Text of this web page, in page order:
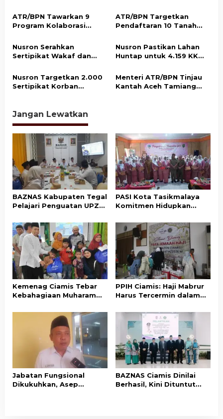
o
s
Kepastian Hukum Aset
Umat
Layanan Pertanahan
Berbasis Kepuasan
Masyarakat
ATR/BPN Tawarkan 9
Program Kolaborasi
untuk Perkuat Layanan
Pertanahan
ATR/BPN Targetkan
Pendaftaran 10 Tanah
Perkuat Perlindungan
Hak Masyarakat Adat
Nusron Serahkan
Sertipikat Wakaf dan
untuk Pembangunan
Masjid di Aceh Tamiang
Nusron Pastikan Lahan
Huntap untuk 4.159 KK
Tamiang Siap Digunakan
Nusron Targetkan 2.000
Sertipikat Korban
Menteri ATR/BPN Tinjau
Kantah Aceh Tamiang
Jangan Lewatkan
BAZNAS Kabupaten Tegal
Pelajari Penguatan UPZ
PASI Kota Tasikmalaya
Komitmen Hidupkan
Sunda
Kemenag Ciamis Tebar
Kebahagiaan Muharam
dan Disabilitas
PPIH Ciamis: Haji Mabrur
Harus Tercermin dalam
Sosial
Jabatan Fungsional
Dikukuhkan, Asep
BAZNAS Ciamis Dinilai
Berhasil, Kini Dituntut